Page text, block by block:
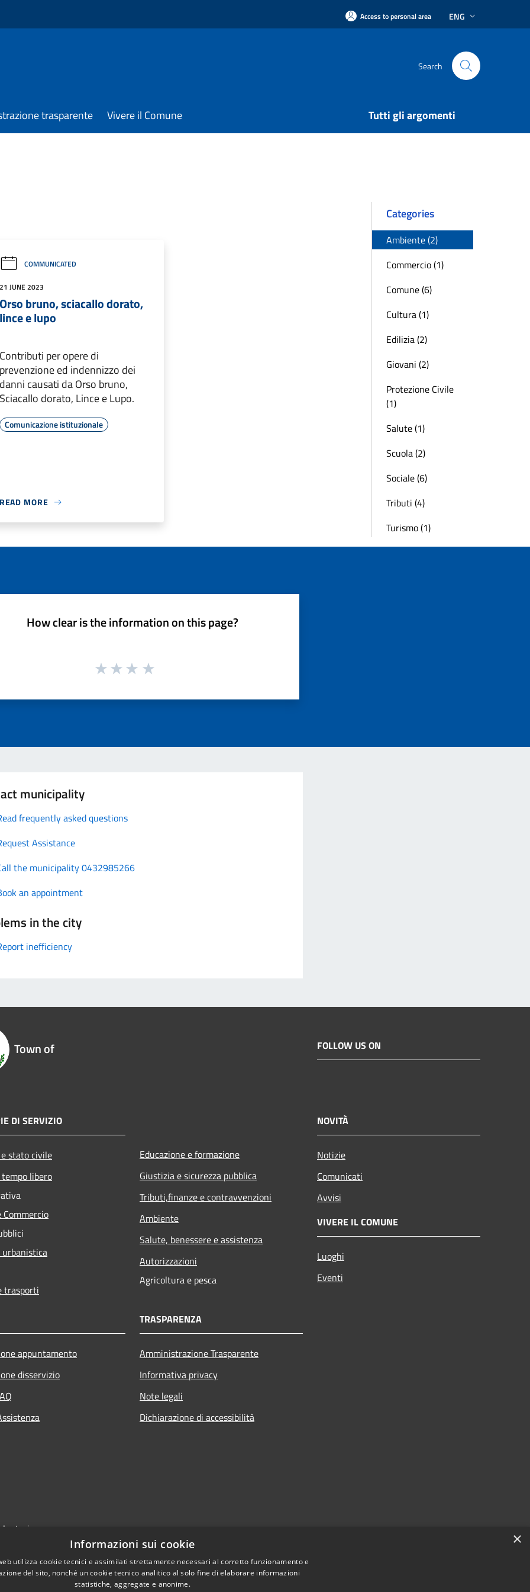
Access to personal area ENG
Search
trasparente Vivere il Comune Tutti gli argomenti
COMMUNICATED
JUNE 2023
bruno, sciacallo dorato,
e lupo
per opere di
ed indennizzo dei
causati da Orso bruno,
dorato, Lince e Lupo.
Comunicazione istituzionale
MORE
Categories
Ambiente (2)
Commercio (1)
Comune (6)
Cultura (1)
Edilizia (2)
Giovani (2)
Protezione Civile
(1)
Salute (1)
Scuola (2)
Sociale (6)
Tributi (4)
Turismo (1)
How clear is the information on this page?
municipality
frequently asked questions
Assistance
the municipality 0432985266
an appointment
in the city
inefficiency
Town of FOLLOW US ON
DI SERVIZIO
stato civile
libero
Commercio
urbanistica
trasporti
Educazione e formazione
Giustizia e sicurezza pubblica
Tributi,finanze e contravvenzioni
Ambiente
Salute, benessere e assistenza
Autorizzazioni
Agricoltura e pesca
NOVITÀ
Notizie
Comunicati
Avvisi
VIVERE IL COMUNE
Luoghi
Eventi
appuntamento
disservizio
TRASPARENZA
Amministrazione Trasparente
Informativa privacy
Note legali
Dichiarazione di accessibilità
×
Informazioni sui cookie
utilizza cookie tecnici e assimilati strettamente necessari al corretto funzionamento e
del sito, nonché un cookie tecnico analitico al solo fine di elaborare informazioni
statistiche, aggregate e anonime.